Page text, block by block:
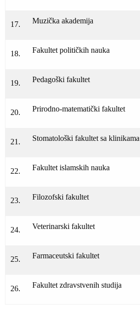
17. Muzička akademija
18. Fakultet političkih nauka
19. Pedagoški fakultet
20. Prirodno-matematički fakultet
21. Stomatološki fakultet sa klinikama
22. Fakultet islamskih nauka
23. Filozofski fakultet
24. Veterinarski fakultet
25. Farmaceutski fakultet
26. Fakultet zdravstvenih studija